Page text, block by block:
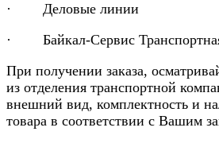
· Деловые линии
· Байкал-Сервис
При получении заказа,
из отделения транспортной
внешний вид, комплектность и
товара в соответствии с Вашим